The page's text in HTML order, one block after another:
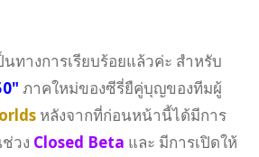
นทางการเรียบร้อยแล้วค่ะ สำหรับ
ภาคใหม่ของซีรี่ยืคู่บุญของทีมผู้
หลังจากที่ก่อนหน้านี้ได้มีการ
วง Closed Beta และ มีการเปิดให้